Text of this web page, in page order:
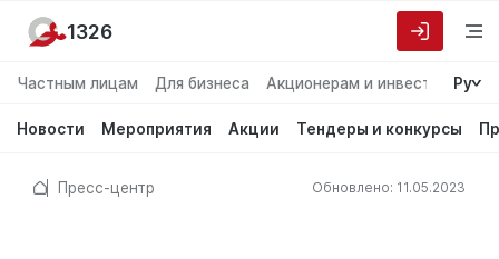
Частным лицам Для бизнеса Акционерам и инвесторам
Ру
Новости Мероприятия Акции Тендеры и конкурсы
1326
Пресс-центр Обновлено: 11.05.2023